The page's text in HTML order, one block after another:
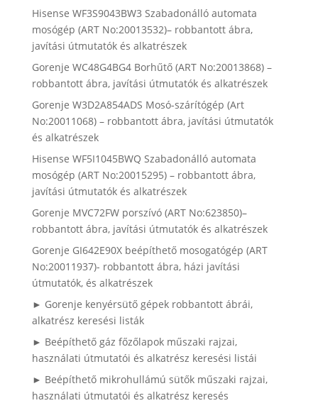
Hisense WF3S9043BW3 Szabadonálló automata
mosógép (ART No:20013532)– robbantott ábra,
javítási útmutatók és alkatrészek
Gorenje WC48G4BG4 Borhűtő (ART No:20013868) –
robbantott ábra, javítási útmutatók és alkatrészek
Gorenje W3D2A854ADS Mosó-szárítógép (Art
No:20011068) – robbantott ábra, javítási útmutatók
és alkatrészek
Hisense WF5I1045BWQ Szabadonálló automata
mosógép (ART No:20015295) – robbantott ábra,
javítási útmutatók és alkatrészek
Gorenje MVC72FW porszívó (ART No:623850)–
robbantott ábra, javítási útmutatók és alkatrészek
Gorenje GI642E90X beépíthető mosogatógép (ART
No:20011937)- robbantott ábra, házi javítási
útmutatók, és alkatrészek
► Gorenje kenyérsütő gépek robbantott ábrái,
alkatrész keresési listák
► Beépíthető gáz főzőlapok műszaki rajzai,
használati útmutatói és alkatrész keresési listái
► Beépíthető mikrohullámú sütők műszaki rajzai,
használati útmutatói és alkatrész keresés